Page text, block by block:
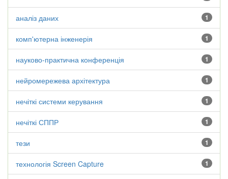
1
аналіз даних
1
комп'ютерна інженерія
1
науково-практична конференція
1
нейромережева архітектура
1
нечіткі системи керування
1
нечіткі СППР
1
тези
1
технологія Screen Capture